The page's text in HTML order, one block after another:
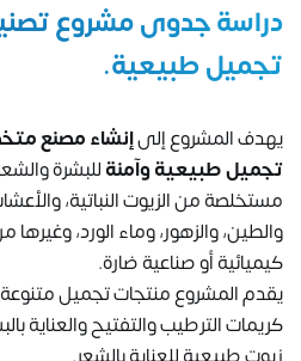
دراسة جدوى مشروع
تجميل طبيعية.
يهدف المشروع إلىإنشاء مصنع
تجميل طبيعية وآمنةللبشرة
مستخلصة من الزيوت النباتية،
والطين، والزهور، وماء الورد،
كيميائية أو صناعية ضارة.
يقدم المشروع منتجات تجميل
كريمات الترطيب والتفتيح والعناية